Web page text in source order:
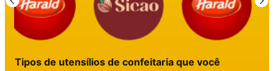
Tipos de utensílios de confeitaria que você